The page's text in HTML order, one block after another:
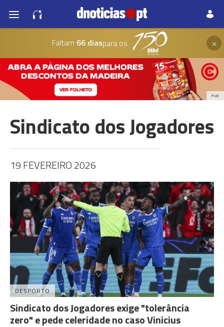
Faltam 66 diaspara os ×
PUB
Sindicato dos Jogadores
19 FEVEREIRO 2026
DESPORTO
Sindicato dos Jogadores exige "tolerância
zero" e pede celeridade no caso Vinicius